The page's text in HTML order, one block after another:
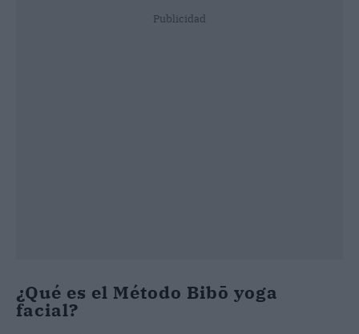
Publicidad
¿Qué es el Método Bibō yoga
facial?